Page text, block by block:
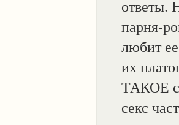
ответы.
парня-
любит
их
ТАКОЕ с
секс